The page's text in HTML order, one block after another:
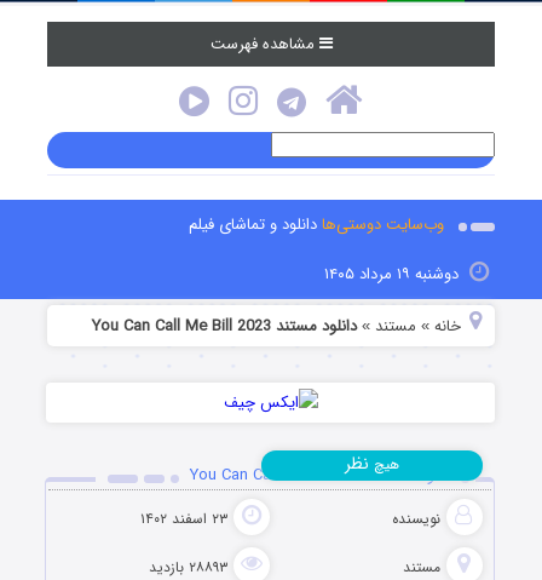
مشاهده فهرست
وب‌سایت دوستی‌هادانلود و تماشای فیلم
دوشنبه ۱۹ مرداد ۱۴۰۵
خانه » مستند »دانلود مستند You Can Call Me Bill 2023
دانلود مستند You Can Call Me Bill 2023
نویسنده ۲۳ اسفند ۱۴۰۲
مستند ۲۸۸۹۳ بازدید
هیچ نظر